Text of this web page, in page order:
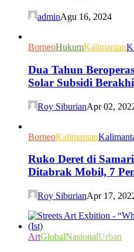
adminAgu 16, 2024
BorneoHukumKalimantan
Dua Tahun
Solar Subsidi
Roy SiburianApr 02,
BorneoKalimantan
Ruko Deret di
Ditabrak Mobil, 7
Roy SiburianApr 17,
ArtGlobalNasionalUrban